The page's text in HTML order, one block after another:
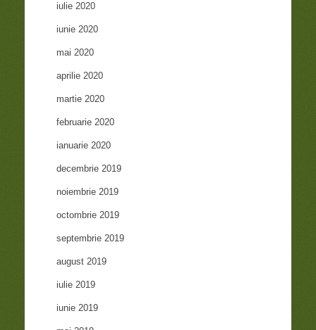
iulie 2020
iunie 2020
mai 2020
aprilie 2020
martie 2020
februarie 2020
ianuarie 2020
decembrie 2019
noiembrie 2019
octombrie 2019
septembrie 2019
august 2019
iulie 2019
iunie 2019